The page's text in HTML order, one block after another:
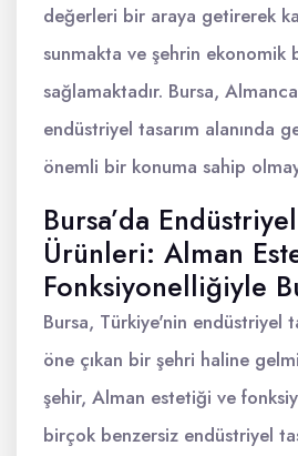
değerleri bir araya getirerek
sunmakta ve şehrin ekonomik
sağlamaktadır. Bursa,
endüstriyel tasarım alanında
önemli bir konuma sahip
Bursa’da
Ürünleri: Alman
Fonksiyonelliğiyle
Bursa, Türkiye'nin endüstriyel
öne çıkan bir şehri haline
şehir, Alman estetiği ve
birçok benzersiz endüstriyel